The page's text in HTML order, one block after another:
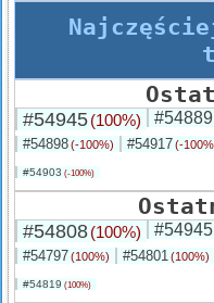
#54945(100%) #54889
#54898(-100%) #54917(-
#54903 (-100%)
#54808(100%) #54945
#54797(100%) #54801(100%)
#54819 (100%)